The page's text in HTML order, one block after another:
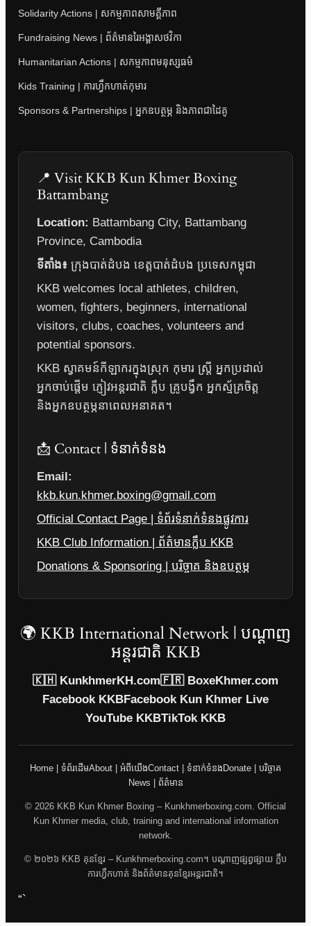
Solidarity Actions | សកម្មភាពសាមគ្គីភាព
Fundraising News | ព័ត៌មានរៃអង្គាសថវិកា
Humanitarian Actions | សកម្មភាពមនុស្សធម៌
Kids Training | ការហ្វឹកហាត់កុមារ
Sponsors & Partnerships | អ្នកឧបត្ថម្ភ និងភាពជាដៃគូ
📍 Visit KKB Kun Khmer Boxing
Battambang
Location: Battambang City, Battambang
Province, Cambodia
ទីតាំង៖ ក្រុងបាត់ដំបង ខេត្តបាត់ដំបង ប្រទេសកម្ពុជា
KKB welcomes local athletes, children,
women, fighters, beginners, international
visitors, clubs, coaches, volunteers and
potential sponsors.
KKB ស្វាគមន៍កីឡាករក្នុងស្រុក កុមារ ស្ត្រី អ្នកប្រដាល់
អ្នកចាប់ផ្តើម ភ្ញៀវអន្តរជាតិ ក្លឹប គ្រូបង្វឹក អ្នកស្ម័គ្រចិត្ត
និងអ្នកឧបត្ថម្ភនាពេលអនាគត។
📩 Contact | ទំនាក់ទំនង
Email:
kkb.kun.khmer.boxing@gmail.com
Official Contact Page | ទំព័រទំនាក់ទំនងផ្លូវការ
KKB Club Information | ព័ត៌មានក្លឹប KKB
Donations & Sponsoring | បរិច្ចាគ និងឧបត្ថម្ភ
🌍 KKB International Network | បណ្តាញ
អន្តរជាតិ KKB
🇰🇭 KunkhmerKH.com🇫🇷 BoxeKhmer.com
Facebook KKBFacebook Kun Khmer Live
YouTube KKBTikTok KKB
Home | ទំព័រដើមAbout | អំពីយើងContact | ទំនាក់ទំនង Donate | បរិច្ចាគ
News | ព័ត៌មាន
© 2026 KKB Kun Khmer Boxing – Kunkhmerboxing.com. Official
Kun Khmer media, club, training and international information
network.
© ២០២៦ KKB គុនខ្មែរ – Kunkhmerboxing.com។ បណ្តាញផ្សព្វផ្សាយ ក្លឹប
ការហ្វឹកហាត់ និងព័ត៌មានគុនខ្មែរអន្តរជាតិ។
“`